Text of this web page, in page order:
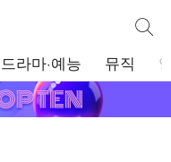
통합
드라마·예능 뮤직